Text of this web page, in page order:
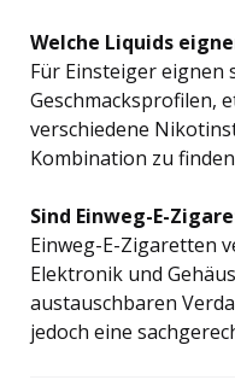
Welche Liquids
Für Einsteiger
Geschmacksprofilen,
verschiedene
Kombination zu
Sind Einweg-E-
Einweg-E-Zigaretten
Elektronik und
austauschbaren
jedoch eine